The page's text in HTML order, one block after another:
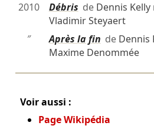
2010
Débris de Dennis Kelly
Vladimir Steyaert
″
Après la fin de Dennis
Maxime Denommée
Voir aussi :
Page Wikipédia